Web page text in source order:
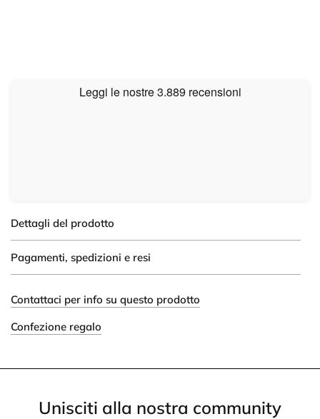
Dettagli del prodotto
Pagamenti, spedizioni e resi
Contattaci per info su questo prodotto
Confezione regalo
Unisciti alla nostra community